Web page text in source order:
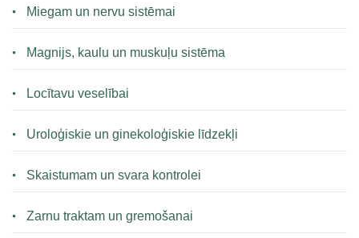
Miegam un nervu sistēmai
Magnijs, kaulu un muskuļu sistēma
Locītavu veselībai
Uroloģiskie un ginekoloģiskie līdzekļi
Skaistumam un svara kontrolei
Zarnu traktam un gremošanai